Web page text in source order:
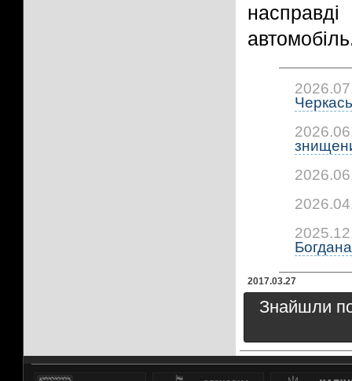
2017.03.27
Знайшли